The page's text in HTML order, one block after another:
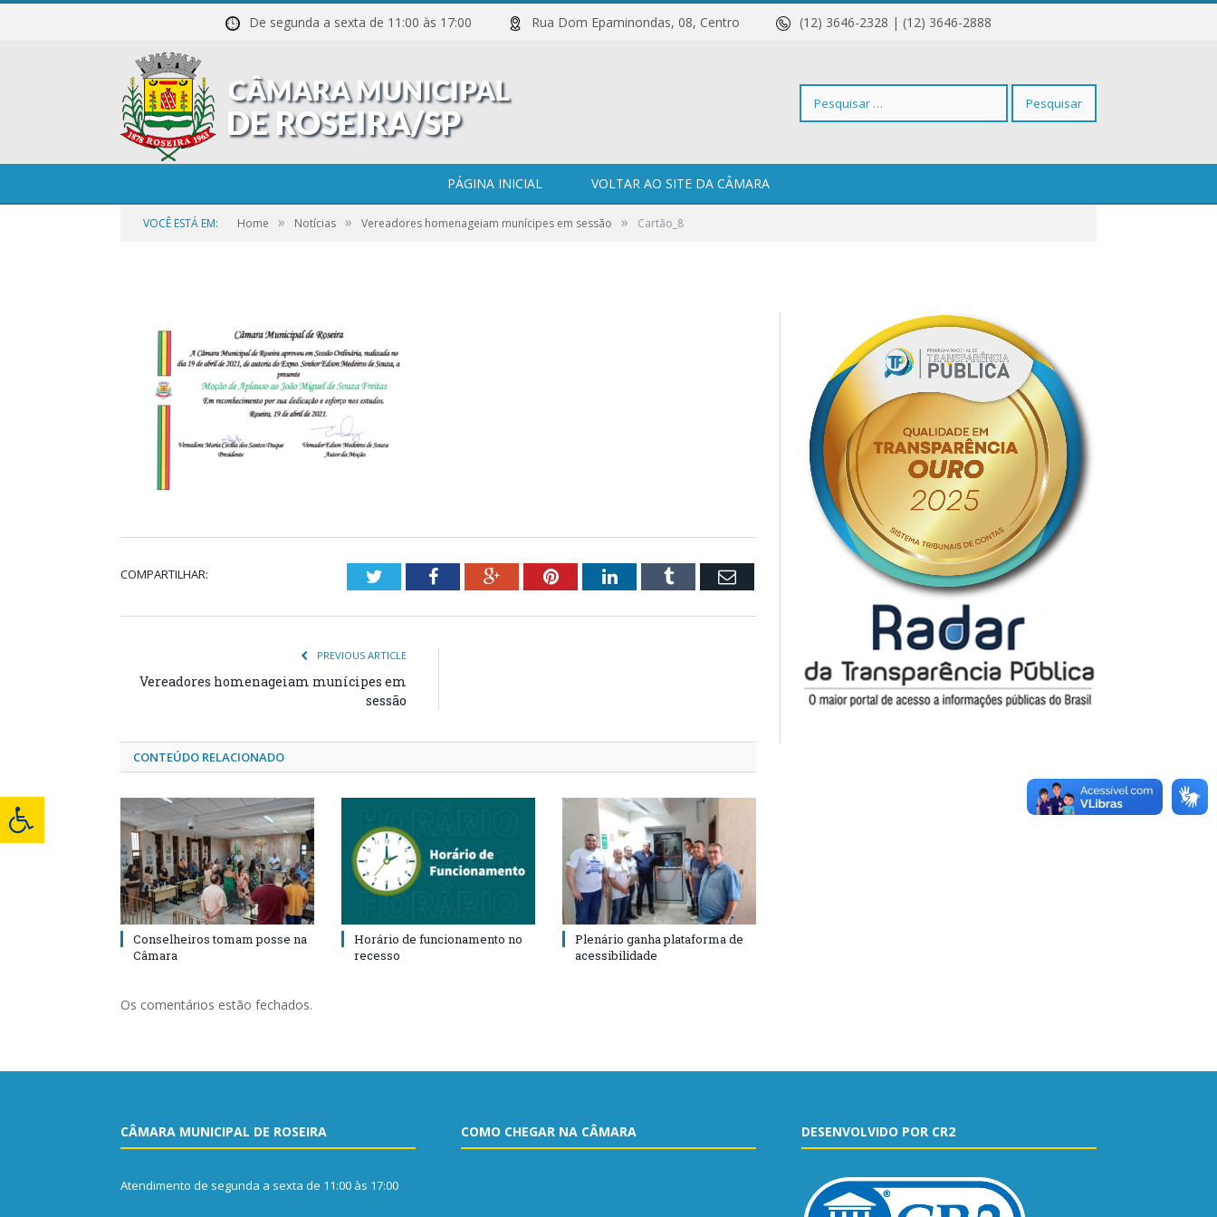
De segunda a sexta de 11:00 às 17:00 Rua Dom Epaminondas, 08, Centro (12) 3646-2328 | (12) 3646-2888
Pesquisar
PÁGINA INICIAL VOLTAR AO SITE DA CÂMARA
VOCÊ ESTÁ EM: Home » Notícias » Vereadores homenageiam munícipes em sessão » Cartão_8
COMPARTILHAR: TwitterFacebookGoogle+PinterestLinkedInTumblr Email
PREVIOUS ARTICLE
Vereadores homenageiam munícipes em
sessão
CONTEÚDO RELACIONADO
Conselheiros tomam posse na
Câmara
Horário de funcionamento no
recesso
Plenário ganha plataforma de
acessibilidade
Os comentários estão fechados.
CÂMARA MUNICIPAL DE ROSEIRA
Atendimento de segunda a sexta de 11:00 às 17:00
COMO CHEGAR NA CÂMARA DESENVOLVIDO POR CR2